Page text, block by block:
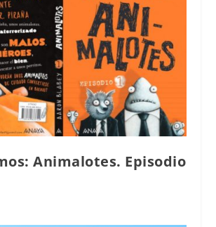
Animalotes. Episodio